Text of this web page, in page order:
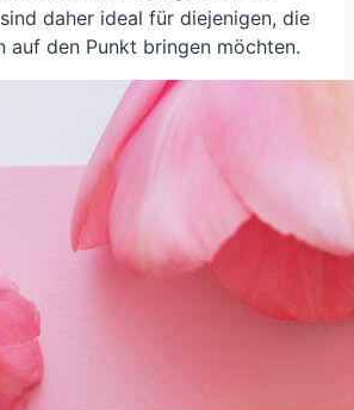
daher ideal für diejenigen, die
auf den Punkt bringen möchten.